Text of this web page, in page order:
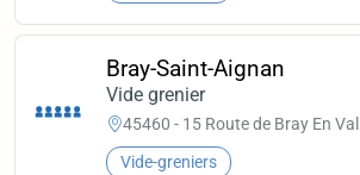
Bray-Saint-Aignan
Vide grenier
45460 - 15 Route de Bray En Val
Vide-greniers